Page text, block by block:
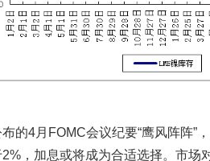
布的4月FOMC会议纪要“鹰风阵阵”
，加息或将成为合适选择。市